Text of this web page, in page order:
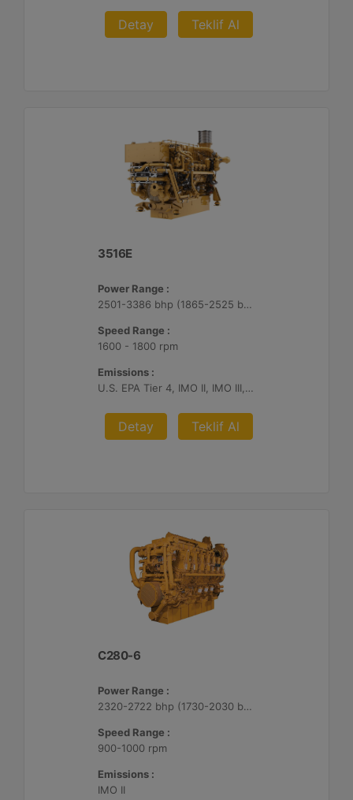
Detay Teklif Al
3516E
Power Range :
2501-3386 bhp (1865-2525 bkW)
Speed Range :
1600 - 1800 rpm
Emissions :
U.S. EPA Tier 4, IMO II, IMO III, IMO II/III switchable
Detay Teklif Al
C280-6
Power Range :
2320-2722 bhp (1730-2030 bkW)
Speed Range :
900-1000 rpm
Emissions :
IMO II